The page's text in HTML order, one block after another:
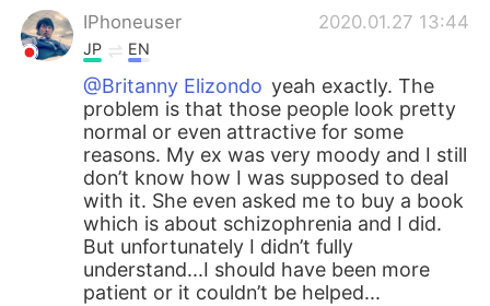
IPhoneuser 2020.01.27 13:44
JP EN
@Britanny Elizondo yeah exactly. The
problem is that those people look pretty
normal or even attractive for some
reasons. My ex was very moody and I still
don’t know how I was supposed to deal
with it. She even asked me to buy a book
which is about schizophrenia and I did.
But unfortunately I didn’t fully
understand...I should have been more
patient or it couldn’t be helped...